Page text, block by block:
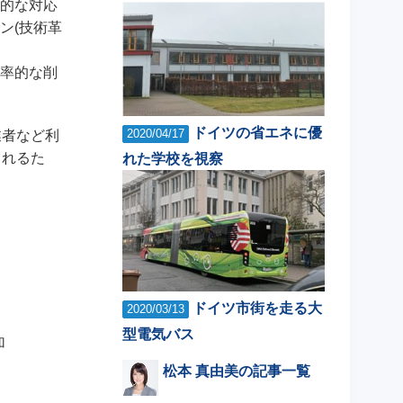
な対応
(技術革
的な削
など利
るた
2020/04/17
ドイツの省エネに優
れた学校を視察
2020/03/13
ドイツ市街を走る大
型電気バス
松本 真由美の記事一覧